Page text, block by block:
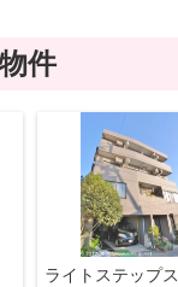
件
ライトステップス